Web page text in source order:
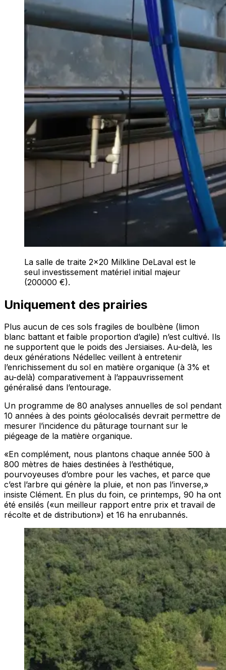
La salle de traite 2x20 Milkline DeLaval est le
seul investissement matériel initial majeur
(200000 €).
Uniquement des prairies
Plus aucun de ces sols fragiles de boulbène (limon
blanc battant et faible proportion d’agile) n’est cultivé. Ils
ne supportent que le poids des Jersiaises. Au-delà, les
deux générations Nédellec veillent à entretenir
l’enrichissement du sol en matière organique (à 3% et
au-delà) comparativement à l’appauvrissement
généralisé dans l’entourage.
Un programme de 80 analyses annuelles de sol pendant
10 années à des points géolocalisés devrait permettre de
mesurer l’incidence du pâturage tournant sur le
piégeage de la matière organique.
«En complément, nous plantons chaque année 500 à
800 mètres de haies destinées à l’esthétique,
pourvoyeuses d’ombre pour les vaches, et parce que
c’est l’arbre qui génère la pluie, et non pas l’inverse,»
insiste Clément. En plus du foin, ce printemps, 90 ha ont
été ensilés («un meilleur rapport entre prix et travail de
récolte et de distribution») et 16 ha enrubannés.